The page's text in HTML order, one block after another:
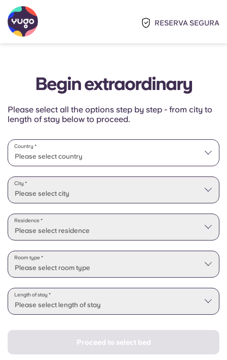
RESERVA SEGURA
Begin extraordinary
Please select all the options step by step - from city to
length of stay below to proceed.
Please select country
Country *
Please select state
Please select city
City *
Please select residence
Residence *
Please select room type
Room type *
Please select length of stay
Length of stay *
Proceed to select bed